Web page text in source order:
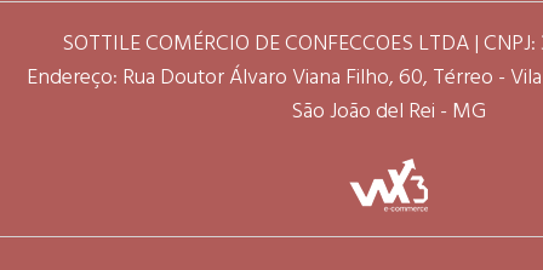
SOTTILE COMÉRCIO DE CONFECCOES LTDA |
Endereço: Rua Doutor Álvaro Viana Filho, 60, Térreo - Vila
São João del Rei - MG